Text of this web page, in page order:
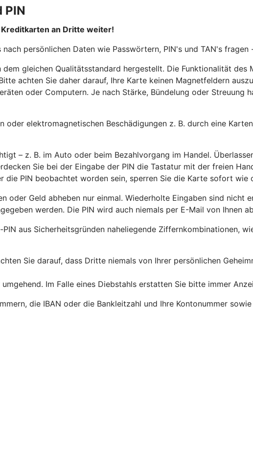
PIN
an Dritte weiter!
nach persönlichen Daten wie Passwörtern, PIN's und TAN's
gleichen Qualitätsstandard hergestellt. Die Funktionalität
achten Sie daher darauf, Ihre Karte keinen Magnetfeldern
oder Computern. Je nach Stärke, Bündelung oder
oder elektromagnetischen Beschädigungen z. B. durch eine
– z. B. im Auto oder beim Bezahlvorgang im Handel.
Sie bei der Eingabe der PIN die Tastatur mit der freien
die PIN beobachtet worden sein, sperren Sie die Karte sofort wie
oder Geld abheben nur einmal. Wiederholte Eingaben sind nicht
werden. Die PIN wird auch niemals per E-Mail von Ihnen
PIN aus Sicherheitsgründen naheliegende Ziffernkombinationen,
Sie darauf, dass Dritte niemals von Ihrer persönlichen
Im Falle eines Diebstahls erstatten Sie bitte immer
die IBAN oder die Bankleitzahl und Ihre Kontonummer